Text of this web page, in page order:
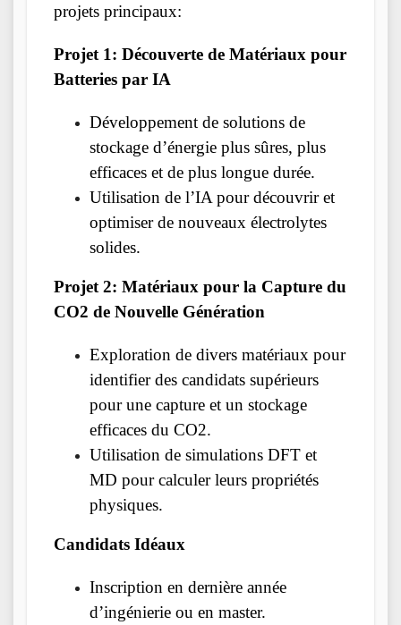
projets principaux:
Projet 1: Découverte de Matériaux pour
Batteries par IA
Développement de solutions de
stockage d’énergie plus sûres, plus
efficaces et de plus longue durée.
Utilisation de l’IA pour découvrir et
optimiser de nouveaux électrolytes
solides.
Projet 2: Matériaux pour la Capture du
CO2 de Nouvelle Génération
Exploration de divers matériaux pour
identifier des candidats supérieurs
pour une capture et un stockage
efficaces du CO2.
Utilisation de simulations DFT et
MD pour calculer leurs propriétés
physiques.
Candidats Idéaux
Inscription en dernière année
d’ingénierie ou en master.